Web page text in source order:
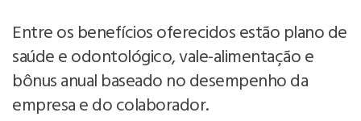
Entre os benefícios oferecidos estão plano de
saúde e odontológico, vale-alimentação e
bônus anual baseado no desempenho da
empresa e do colaborador.